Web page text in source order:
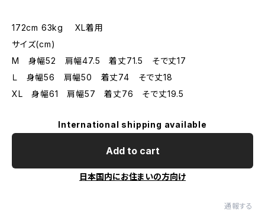
172cm 63kg XL着用
サイズ(cm)
M 身幅52 肩幅47.5 着丈71.5 そで丈17
Ｌ 身幅56 肩幅50 着丈74 そで丈18
XL 身幅61 肩幅57 着丈76 そで丈19.5
International shipping available
Add to cart
日本国内にお住まいの方向け
通報する